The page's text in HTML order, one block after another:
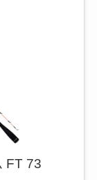
FT 73